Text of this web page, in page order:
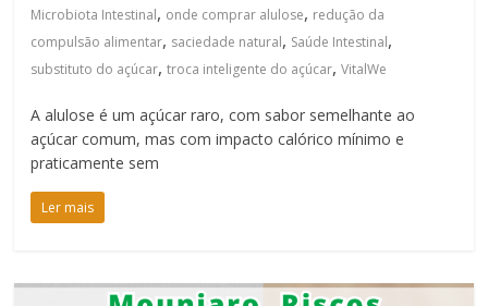
Microbiota Intestinal, onde comprar alulose, redução da
compulsão alimentar, saciedade natural, Saúde Intestinal,
substituto do açúcar,troca inteligente do açúcar,VitalWe
A alulose é um açúcar raro, com sabor semelhante ao
açúcar comum, mas com impacto calórico mínimo e
praticamente sem
Ler mais